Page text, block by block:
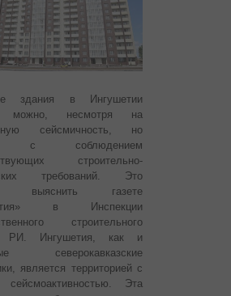
здания в Ингушетии
можно, несмотря на
сейсмичность, но
с соблюдением
строительно-
требований. Это
выяснить газете
в Инспекции
строительного
РИ.
Ингушетия, как и
северокавказские
является территорией с
сейсмоактивностью. Эта